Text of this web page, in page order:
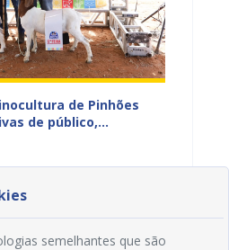
de Pinhões
de público,
semelhantes que são